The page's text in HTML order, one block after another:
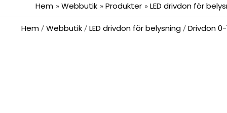
Hem Webbutik Produkter LED drivdon för
Hem / Webbutik / LED drivdon för belysning / Drivdon 0-